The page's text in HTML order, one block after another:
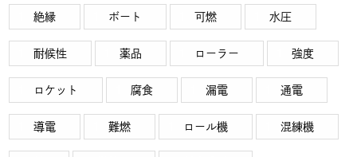
絶縁 ボート 可燃 水圧
耐候性 薬品 ローラー 強度
ロケット 腐食 漏電 通電
導電 難燃 ロール機 混練機